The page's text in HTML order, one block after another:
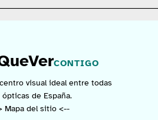
CONTIGO
visual ideal entre todas
ópticas de España.
Mapa del sitio <--